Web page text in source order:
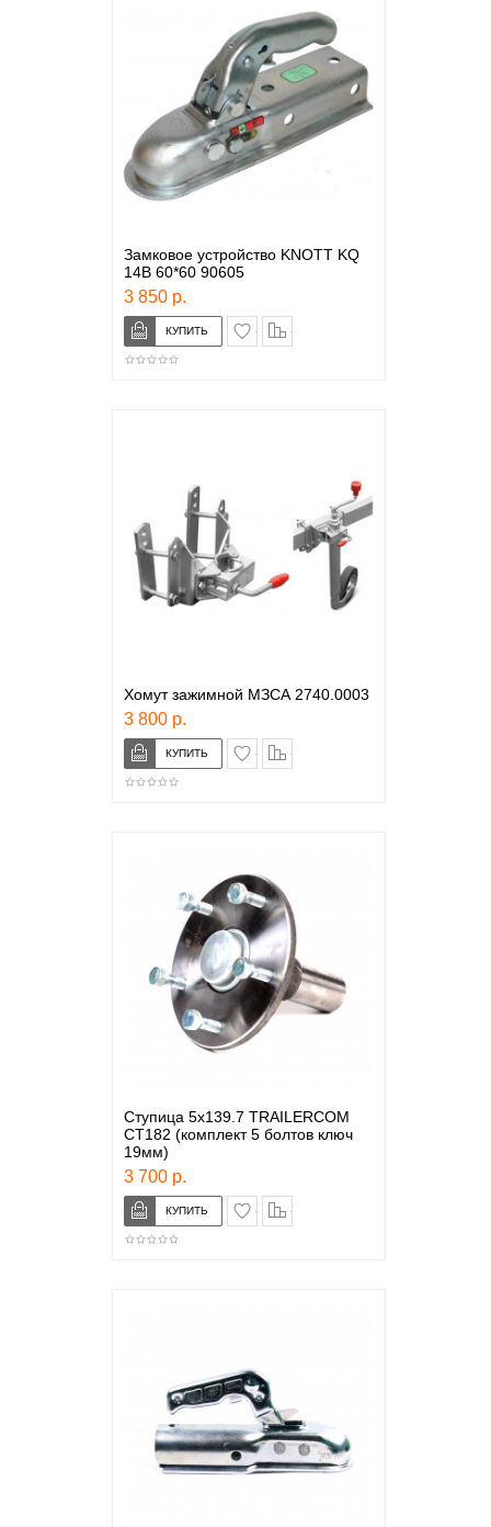
Замковое устройство KNOTT KQ
14B 60*60 90605
3 850 р.
в закладки
Хомут зажимной МЗСА 2740.0003
3 800 р.
в закладки
Ступица 5x139.7 TRAILERCOM
CT182 (комплект 5 болтов ключ
19мм)
3 700 р.
в закладки